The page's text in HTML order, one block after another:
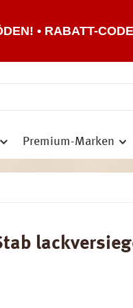
• RABATT-
Premium-Marken